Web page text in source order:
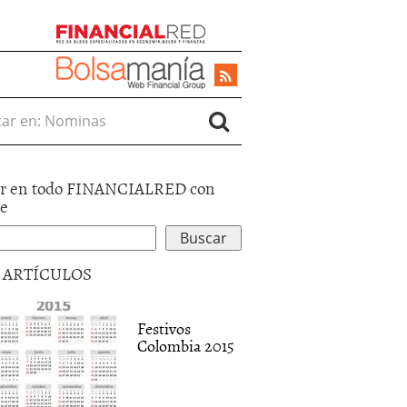
en:
en todo FINANCIALRED con
ARTÍCULOS
Festivos
Colombia 2015